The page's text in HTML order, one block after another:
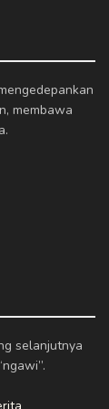
membawa
selanjutnya